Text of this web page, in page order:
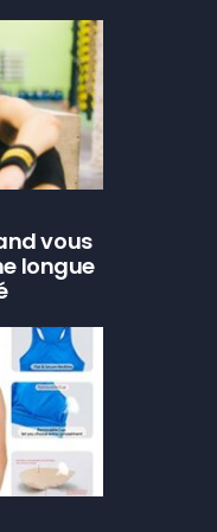
vous
longue